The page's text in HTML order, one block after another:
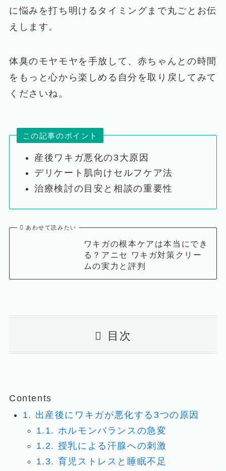
に悩みを打ち明けるタイミングまで丸ごとお伝
えします。
体臭のモヤモヤを手放して、赤ちゃんとの時間
をもっと心から楽しめる自分を取り戻してみて
くださいね。
この記事のポイント
産後ワキガ悪化の3大原因
デリケート肌向けセルフケア法
治療検討の目安と相談の重要性
あわせて読みたい
ワキガの根本ケアは本当にでき
る？アニセ ワキガ対策クリー
ムの実力と評判
目次
Contents
1. 出産後にワキガが悪化する3つの原因
1.1. ホルモンバランスの急変
1.2. 授乳による汗腺への刺激
1.3. 育児ストレスと睡眠不足